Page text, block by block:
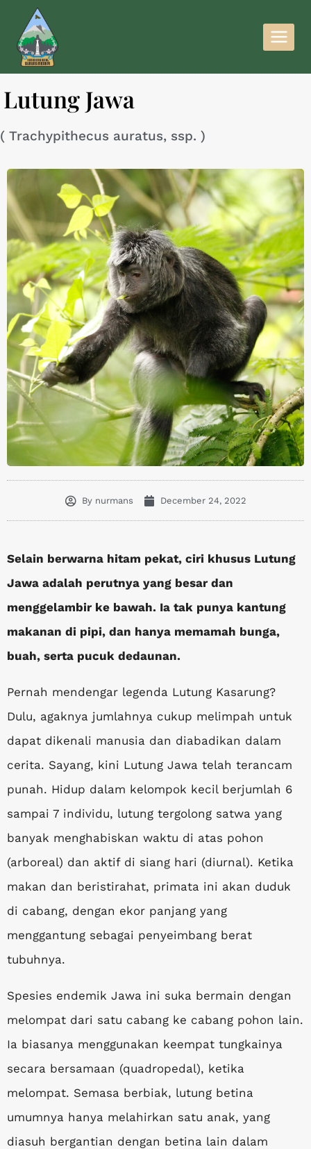
Lutung Jawa
( Trachypithecus auratus, ssp. )
Bynurmans December 24, 2022
Selain berwarna hitam pekat, ciri khusus Lutung
Jawa adalah perutnya yang besar dan
menggelambir ke bawah. Ia tak punya kantung
makanan di pipi, dan hanya memamah bunga,
buah, serta pucuk dedaunan.
Pernah mendengar legenda Lutung Kasarung?
Dulu, agaknya jumlahnya cukup melimpah untuk
dapat dikenali manusia dan diabadikan dalam
cerita. Sayang, kini Lutung Jawa telah terancam
punah. Hidup dalam kelompok kecil berjumlah 6
sampai 7 individu, lutung tergolong satwa yang
banyak menghabiskan waktu di atas pohon
(arboreal) dan aktif di siang hari (diurnal). Ketika
makan dan beristirahat, primata ini akan duduk
di cabang, dengan ekor panjang yang
menggantung sebagai penyeimbang berat
tubuhnya.
Spesies endemik Jawa ini suka bermain dengan
melompat dari satu cabang ke cabang pohon lain.
Ia biasanya menggunakan keempat tungkainya
secara bersamaan (quadropedal), ketika
melompat. Semasa berbiak, lutung betina
umumnya hanya melahirkan satu anak, yang
diasuh bergantian dengan betina lain dalam